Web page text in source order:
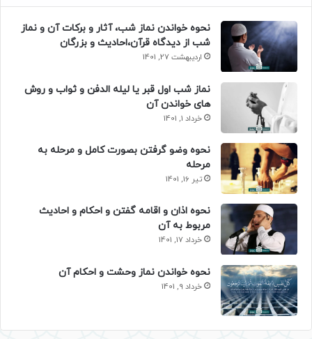
نحوه خواندن نماز شب، آثار و برکات آن و نماز
شب از دیدگاه قرآن،احادیث و بزرگان
اردیبهشت 27, 1401
نماز شب اول قبر یا لیله الدفن و ثواب و روش
های خواندن آن
خرداد 1, 1401
نحوه وضو گرفتن بصورت کامل و مرحله به
مرحله
تیر 16, 1401
نحوه اذان و اقامه گفتن و احکام و احادیث
مربوط به آن
خرداد 17, 1401
نحوه خواندن نماز وحشت و احکام آن
خرداد 9, 1401